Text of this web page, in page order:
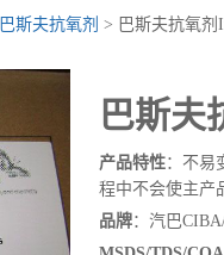
巴斯夫抗氧剂 > 巴斯夫抗氧剂
巴斯
产品特性：不易
程中不会使主产
品牌：汽巴